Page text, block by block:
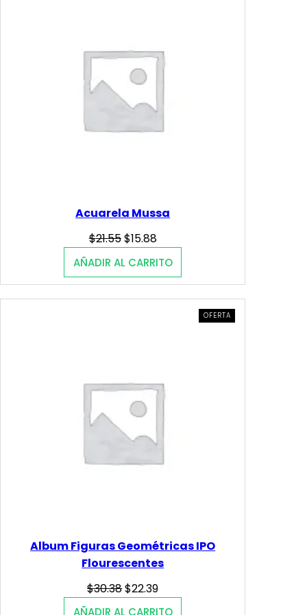
Acuarela Mussa
$21.55 Original
was:
$21.55.
$15.88Current
is:
$15.88.
AÑADIR AL CARRITO
OFERTAPRODUCTO
EN
Album Figuras Geométricas IPO
Flourescentes
$30.38Original
price
$22.39Current
price
AÑADIR AL CARRITO